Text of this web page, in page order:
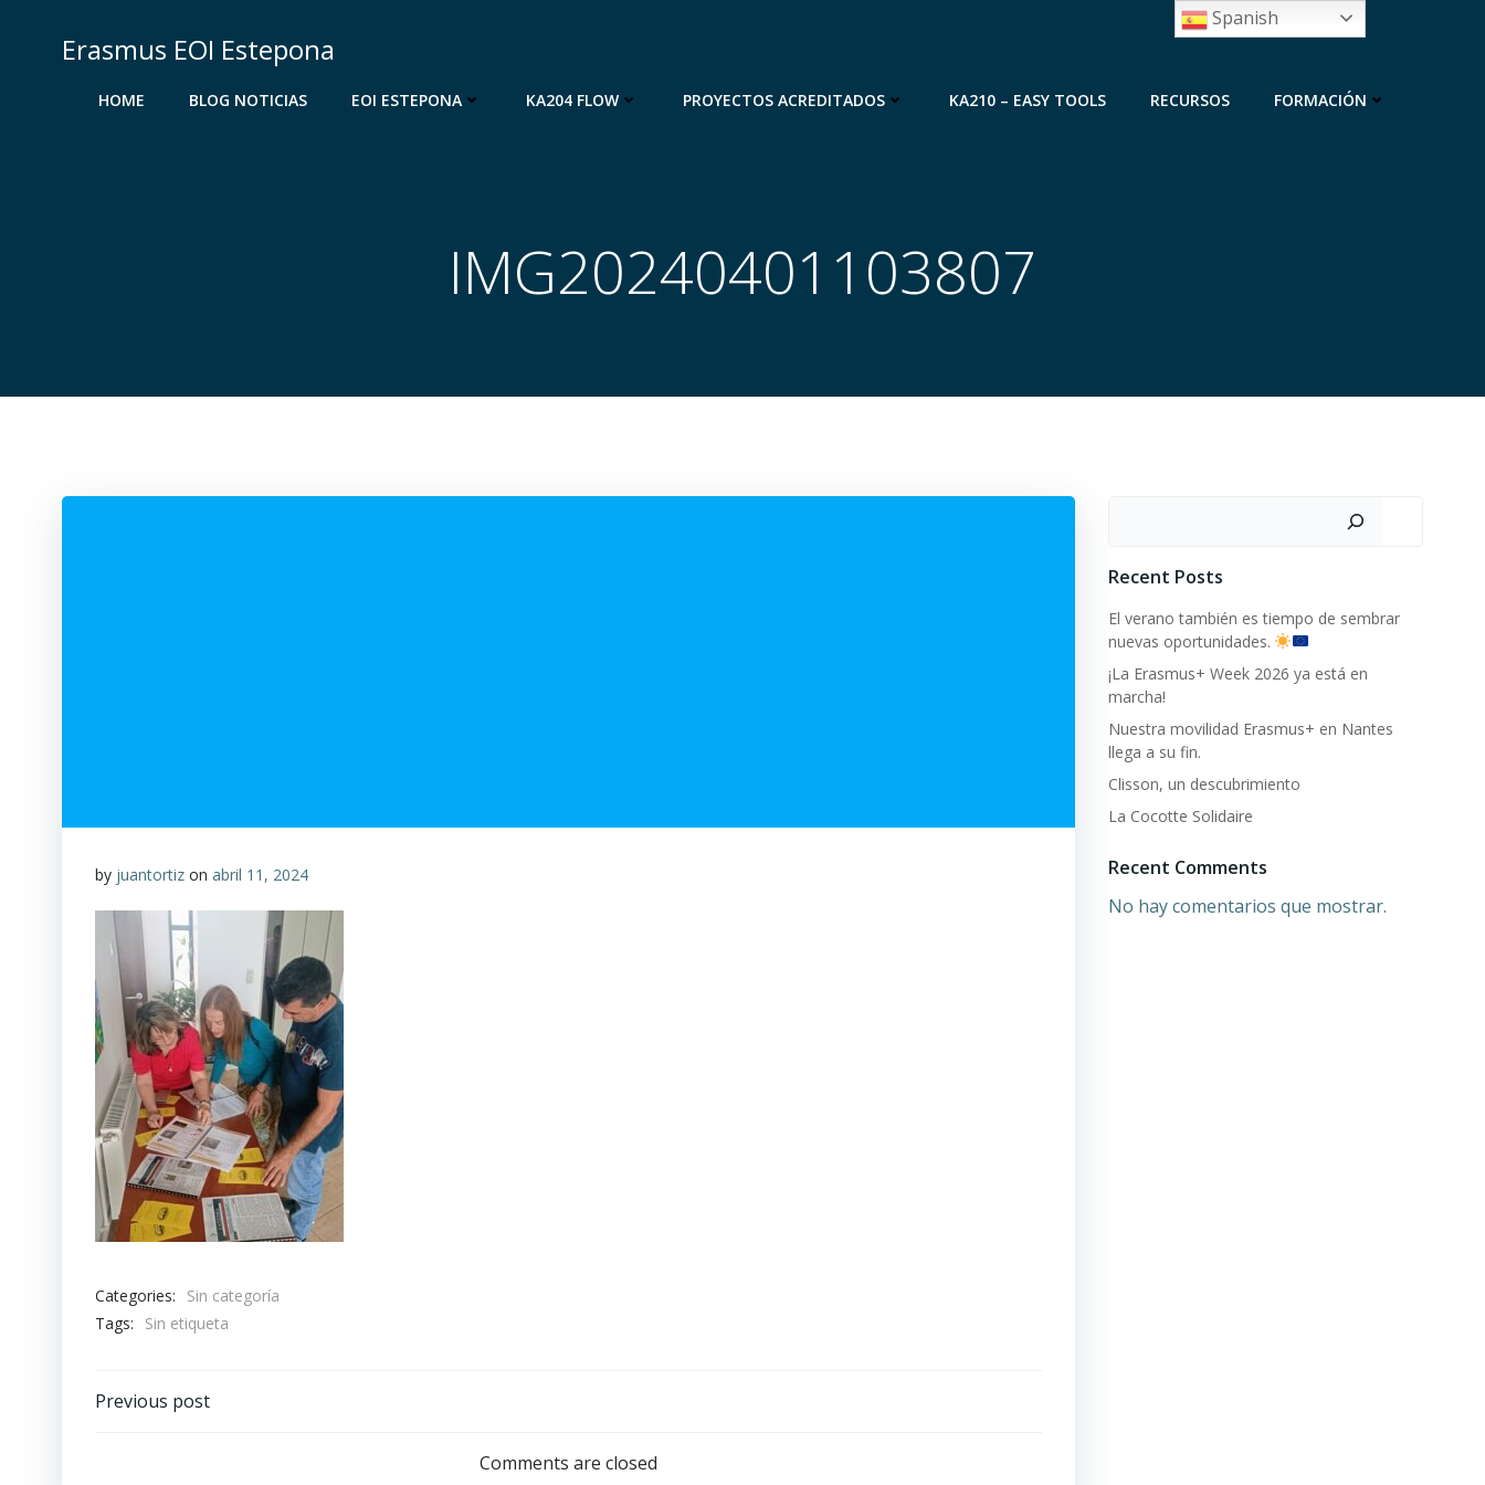
contenidoErasmus EOI Estepona
HOME BLOG NOTICIAS EOI ESTEPONA KA204 FLOW PROYECTOS ACREDITADOS KA210 – EASY TOOLS RECURSOS FORMACIÓN
IMG20240401103807
by juantortiz on abril 11, 2024
Categories:
Sin categoría
Tags:
Sin etiqueta
Navegación
Previous post
Comments are closed
Recent Posts
El verano también es tiempo de sembrar
nuevas oportunidades.
¡La Erasmus+ Week 2026 ya está en
marcha!
Nuestra movilidad Erasmus+ en Nantes
llega a su fin.
Clisson, un descubrimiento
La Cocotte Solidaire
Recent Comments
No hay comentarios que mostrar.
Spanish